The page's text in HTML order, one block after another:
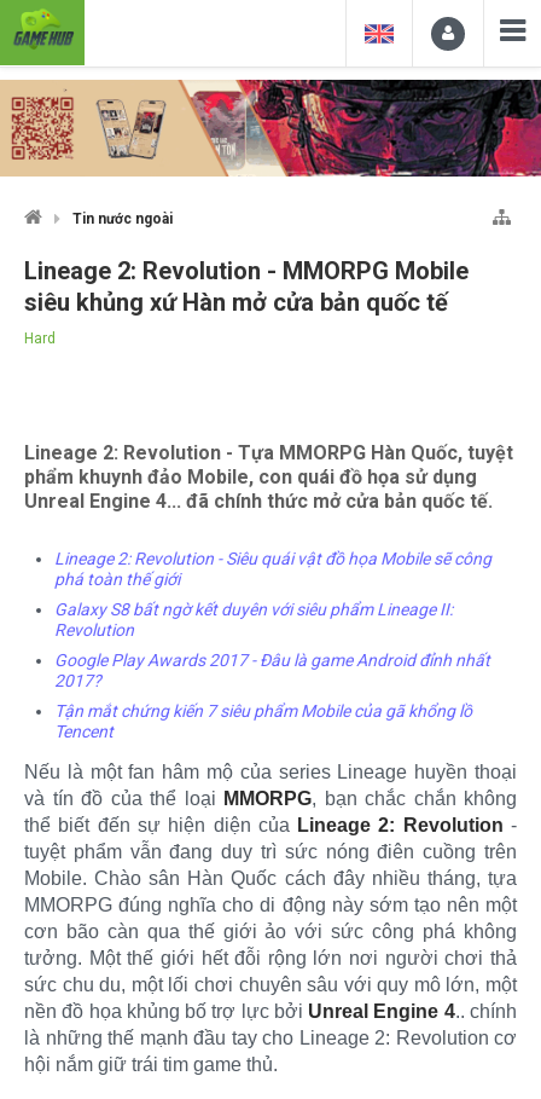
Tin nước ngoài
Lineage 2: Revolution - MMORPG Mobile
siêu khủng xứ Hàn mở cửa bản quốc tế
Hard
Lineage 2: Revolution - Tựa MMORPG Hàn Quốc, tuyệt
phẩm khuynh đảo Mobile, con quái đồ họa sử dụng
Unreal Engine 4... đã chính thức mở cửa bản quốc tế.
Lineage 2: Revolution - Siêu quái vật đồ họa Mobile sẽ công
phá toàn thế giới
Galaxy S8 bất ngờ kết duyên với siêu phẩm Lineage II:
Revolution
Google Play Awards 2017 - Đâu là game Android đỉnh nhất
2017?
Tận mắt chứng kiến 7 siêu phẩm Mobile của gã khổng lồ
Tencent
Nếu là một fan hâm mộ của series Lineage huyền thoại
và tín đồ của thể loại MMORPG, bạn chắc chắn không
thể biết đến sự hiện diện của Lineage 2: Revolution -
tuyệt phẩm vẫn đang duy trì sức nóng điên cuồng trên
Mobile. Chào sân Hàn Quốc cách đây nhiều tháng, tựa
MMORPG đúng nghĩa cho di động này sớm tạo nên một
cơn bão càn qua thế giới ảo với sức công phá không
tưởng. Một thế giới hết đỗi rộng lớn nơi người chơi thả
sức chu du, một lối chơi chuyên sâu với quy mô lớn, một
nền đồ họa khủng bố trợ lực bởi Unreal Engine 4.. chính
là những thế mạnh đầu tay cho Lineage 2: Revolution cơ
hội nắm giữ trái tim game thủ.